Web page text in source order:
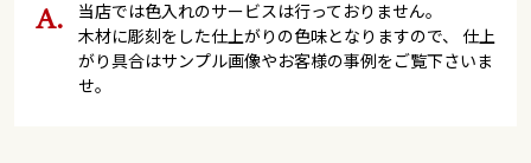
当店では色入れのサービスは行っておりません。
木材に彫刻をした仕上がりの色味となりますので、 仕上
がり具合はサンプル画像やお客様の事例をご覧下さいま
せ。